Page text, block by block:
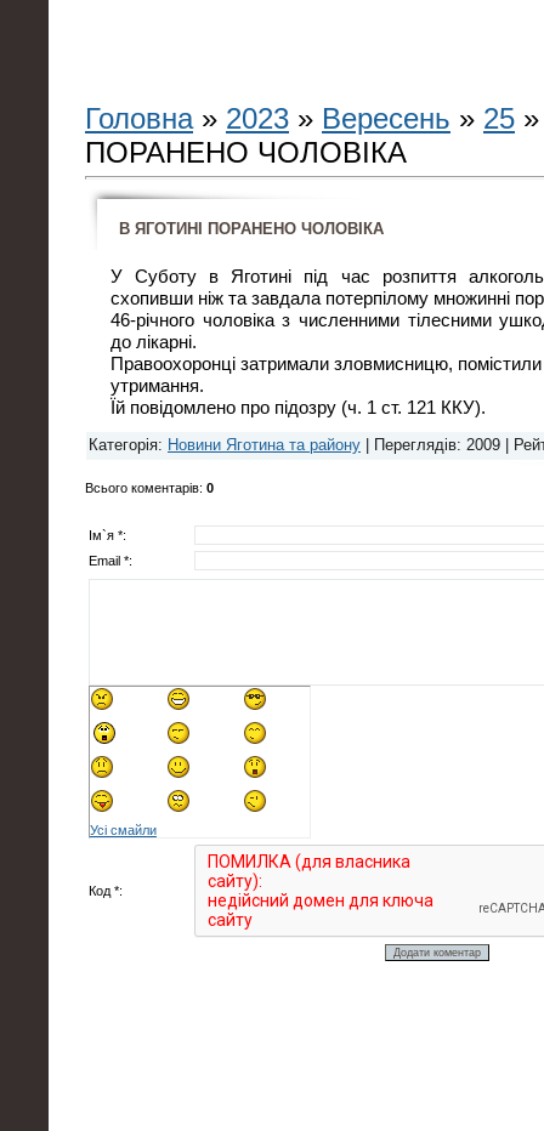
Головна» 2023 » Вересень » 25
ПОРАНЕНО ЧОЛОВІКА
В ЯГОТИНІ ПОРАНЕНО ЧОЛОВІКА
У Суботу в Яготині під час розпиття
схопивши ніж та завдала потерпілому множинні
46-річного чоловіка з численними тілесними
до лікарні.
Правоохоронці затримали зловмисницю,
утримання.
Їй повідомлено про підозру (ч. 1 ст. 121 ККУ).
Категорія: Новини Яготина та району Переглядів: 2009 |
Всього коментарів: 0
Ім`я *:
Email *:
Усі смайли
Код *: